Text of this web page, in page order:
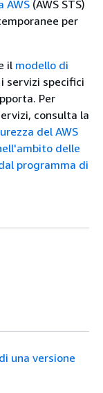
AWS (AWS STS)
per
il modello di
servizi specifici
Per
consulta la
del AWS
delle
programma di
una versione